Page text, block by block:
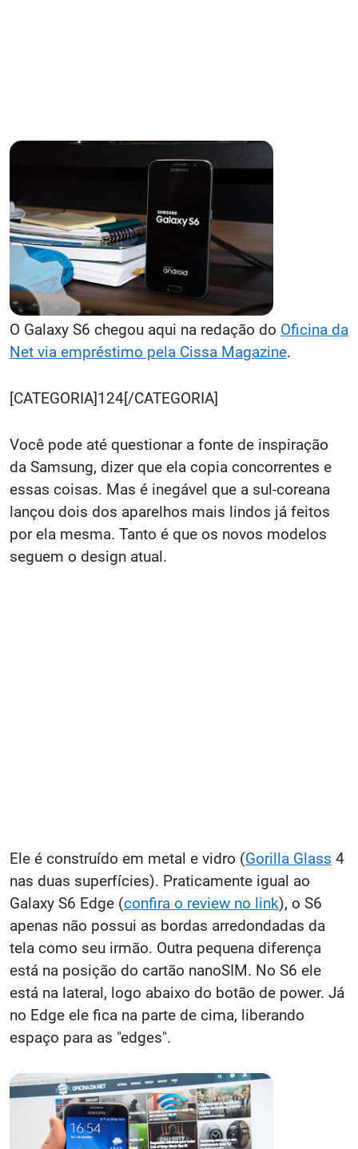
O Galaxy S6 chegou aqui na redação do Oficina da
Net via empréstimo pela Cissa Magazine.
[CATEGORIA]124[/CATEGORIA]
Você pode até questionar a fonte de inspiração
da Samsung, dizer que ela copia concorrentes e
essas coisas. Mas é inegável que a sul-coreana
lançou dois dos aparelhos mais lindos já feitos
por ela mesma. Tanto é que os novos modelos
seguem o design atual.
Ele é construído em metal e vidro (Gorilla Glass 4
nas duas superfícies). Praticamente igual ao
Galaxy S6 Edge (confira o review no link), o S6
apenas não possui as bordas arredondadas da
tela como seu irmão. Outra pequena diferença
está na posição do cartão nanoSIM. No S6 ele
está na lateral, logo abaixo do botão de power. Já
no Edge ele fica na parte de cima, liberando
espaço para as "edges".